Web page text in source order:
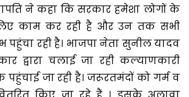
ने कहा कि सरकार हमेशा लोगों के
काम कर रही है और उन तक सभी
रही है। भाजपा नेता सुनील यादव
द्वारा चलाई जा रही कल्याणकारी
जा रही है। जरूरतमंदों को गर्म व